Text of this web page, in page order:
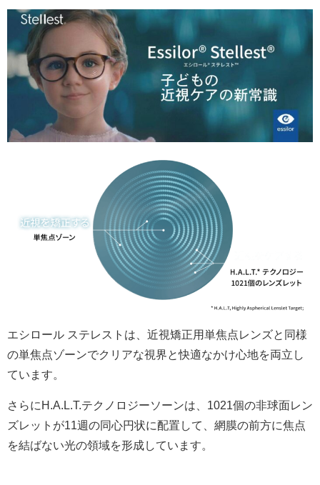
エシロール ステレストは、近視矯正用単焦点レンズと同様
の単焦点ゾーンでクリアな視界と快適なかけ心地を両立し
ています。
さらにH.A.L.T.テクノロジーソーンは、1021個の非球面レン
ズレットが11週の同心円状に配置して、網膜の前方に焦点
を結ばない光の領域を形成しています。